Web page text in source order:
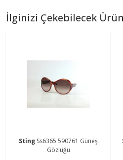
İlginizi Çekebilecek
Sting Ss6365 590761 Güneş
Gözlüğü